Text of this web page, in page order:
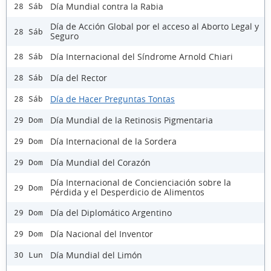
28 Sáb Día Mundial contra la Rabia
28 Sáb
Día de Acción Global por el acceso al Aborto Legal y
Seguro
28 Sáb Día Internacional del Síndrome Arnold Chiari
28 Sáb Día del Rector
28 Sáb Día de Hacer Preguntas Tontas
29 Dom Día Mundial de la Retinosis Pigmentaria
29 Dom Día Internacional de la Sordera
29 Dom Día Mundial del Corazón
29 Dom
Día Internacional de Concienciación sobre la
Pérdida y el Desperdicio de Alimentos
29 Dom Día del Diplomático Argentino
29 Dom Día Nacional del Inventor
30 Lun
Día Mundial del Limón